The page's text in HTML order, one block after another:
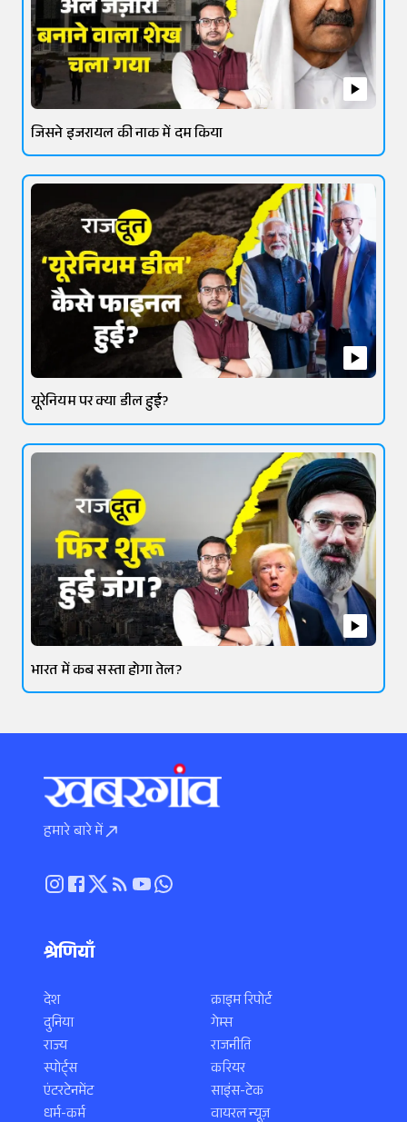
जिसने इजरायल की नाक में दम किया
यूरेनियम पर क्या डील हुई?
भारत में कब सस्ता होगा तेल?
हमारे बारे में
श्रेणियाँ
देश
दुनिया
राज्य
स्पोर्ट्स
एंटरटेनमेंट
धर्म-कर्म
क्राइम रिपोर्ट
गेम्स
राजनीति
करियर
साइंस-टेक
वायरल न्यूज़